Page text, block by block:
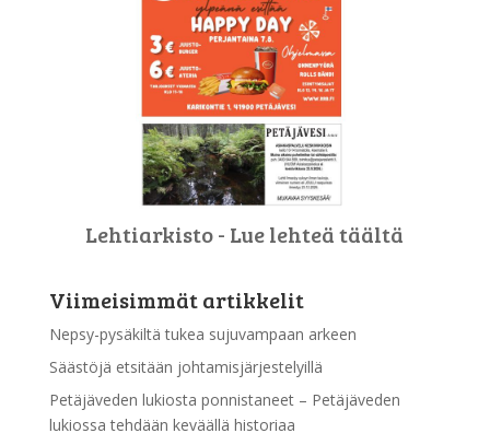
Lehtiarkisto - Lue lehteä täältä
Viimeisimmät artikkelit
Nepsy-pysäkiltä tukea sujuvampaan arkeen
Säästöjä etsitään johtamisjärjestelyillä
Petäjäveden lukiosta ponnistaneet – Petäjäveden
lukiossa tehdään keväällä historiaa